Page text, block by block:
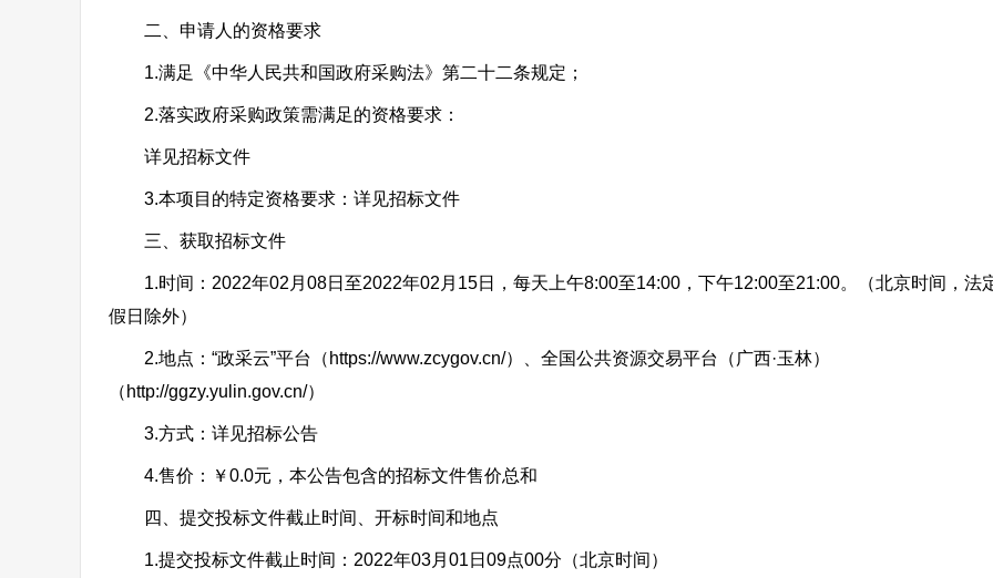
二、申请人的资格要求
1.满足《中华人民共和国政府采购法》第二十二条规定；
2.落实政府采购政策需满足的资格要求：
详见招标文件
3.本项目的特定资格要求：详见招标文件
三、获取招标文件
1.时间：2022年02月08日至2022年02月15日，每天上午8:00至14:00，下午12:00至21:00。（北京时间，法
假日除外）
2.地点：“政采云”平台（https://www.zcygov.cn/）、全国公共资源交易平台（广西·玉林）
（http://ggzy.yulin.gov.cn/）
3.方式：详见招标公告
4.售价：￥0.0元，本公告包含的招标文件售价总和
四、提交投标文件截止时间、开标时间和地点
1.提交投标文件截止时间：2022年03月01日09点00分（北京时间）